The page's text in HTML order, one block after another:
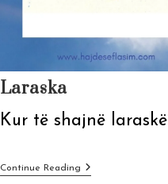
Laraska
Kur të shajnë laraskë
Continue ReadingLaraska